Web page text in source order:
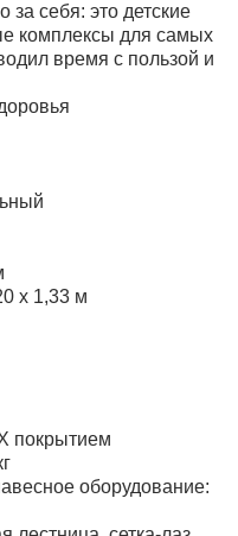
за себя: это детские
комплексы для самых
время с пользой и
х 1,33 м
покрытием
оборудование: